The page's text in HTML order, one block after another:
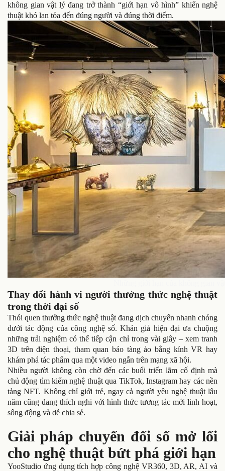
không gian vật lý đang trở thành “giới hạn vô hình” khiến nghệ
thuật khó lan tỏa đến đúng người và đúng thời điểm.
Thay đổi hành vi người thưởng thức nghệ thuật
trong thời đại số
Thói quen thưởng thức nghệ thuật đang dịch chuyển nhanh chóng
dưới tác động của công nghệ số. Khán giả hiện đại ưa chuộng
những trải nghiệm có thể tiếp cận chỉ trong vài giây – xem tranh
3D trên điện thoại, tham quan bảo tàng ảo bằng kính VR hay
khám phá tác phẩm qua một video ngắn trên mạng xã hội.
Nhiều người không còn chờ đến các buổi triển lãm cố định mà
chủ động tìm kiếm nghệ thuật qua TikTok, Instagram hay các nền
tảng NFT. Không chỉ giới trẻ, ngay cả người yêu nghệ thuật lâu
năm cũng đang thích nghi với hình thức tương tác mới linh hoạt,
sống động và dễ chia sẻ.
Giải pháp chuyển đổi số mở lối
cho nghệ thuật bứt phá giới hạn
YooStudio ứng dụng tích hợp công nghệ VR360, 3D, AR, AI và